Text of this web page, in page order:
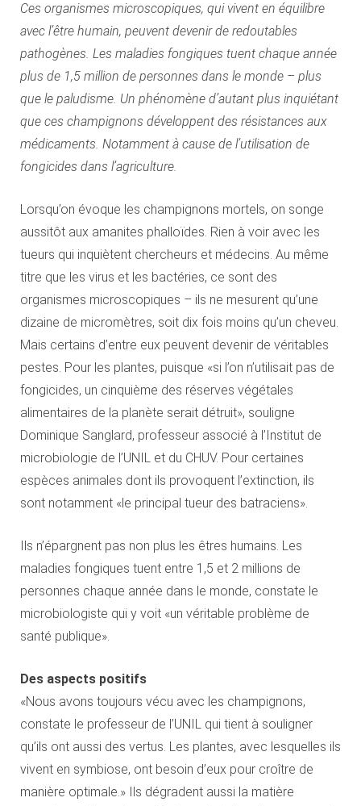
Ces organismes microscopiques, qui vivent en équilibre
avec l’être humain, peuvent devenir de redoutables
pathogènes. Les maladies fongiques tuent chaque année
plus de 1,5 million de personnes dans le monde – plus
que le paludisme. Un phénomène d’autant plus inquiétant
que ces champignons développent des résistances aux
médicaments. Notamment à cause de l’utilisation de
fongicides dans l’agriculture.
Lorsqu’on évoque les champignons mortels, on songe
aussitôt aux amanites phalloïdes. Rien à voir avec les
tueurs qui inquiètent chercheurs et médecins. Au même
titre que les virus et les bactéries, ce sont des
organismes microscopiques – ils ne mesurent qu’une
dizaine de micromètres, soit dix fois moins qu’un cheveu.
Mais certains d’entre eux peuvent devenir de véritables
pestes. Pour les plantes, puisque «si l’on n’utilisait pas de
fongicides, un cinquième des réserves végétales
alimentaires de la planète serait détruit», souligne
Dominique Sanglard, professeur associé à l’Institut de
microbiologie de l’UNIL et du CHUV. Pour certaines
espèces animales dont ils provoquent l’extinction, ils
sont notamment «le principal tueur des batraciens».
Ils n’épargnent pas non plus les êtres humains. Les
maladies fongiques tuent entre 1,5 et 2 millions de
personnes chaque année dans le monde, constate le
microbiologiste qui y voit «un véritable problème de
santé publique».
Des aspects positifs
«Nous avons toujours vécu avec les champignons,
constate le professeur de l’UNIL qui tient à souligner
qu’ils ont aussi des vertus. Les plantes, avec lesquelles ils
vivent en symbiose, ont besoin d’eux pour croître de
manière optimale.» Ils dégradent aussi la matière